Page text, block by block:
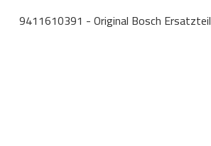
9411610391 - Original Bosch Ersatzteil